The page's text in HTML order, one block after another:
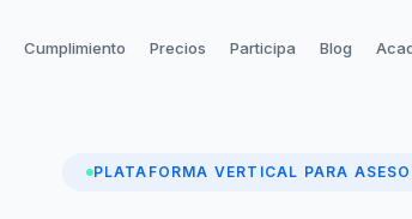
Cumplimiento Precios Participa Blog
PLATAFORMA VERTICAL PARA